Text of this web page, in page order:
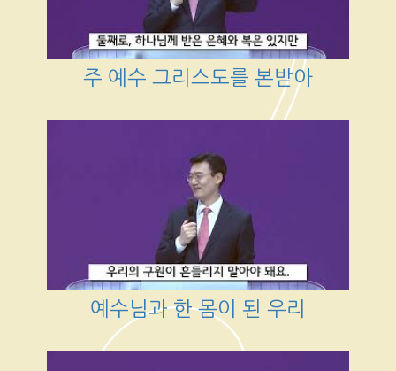
주 예수 그리스도를 본받아
예수님과 한 몸이 된 우리